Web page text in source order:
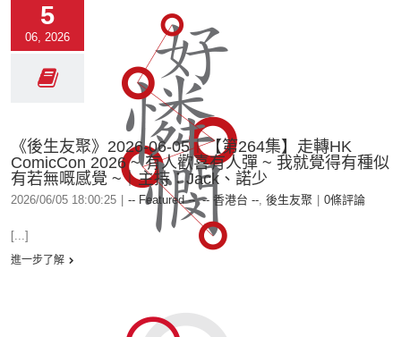
5
06, 2026
《後生友聚》2026-06-05︱【第264集】走轉HK
ComicCon 2026 ~ 有人歡喜有人彈 ~ 我就覺得有種似
有若無嘅感覺 ~｜主持：Jack、諾少
2026/06/05 18:00:25 -- Featured --,-- 香港台 --, 後生友聚 0條評論
[...]
進一步了解